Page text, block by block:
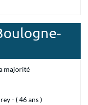
majorité
- ( 46 ans )